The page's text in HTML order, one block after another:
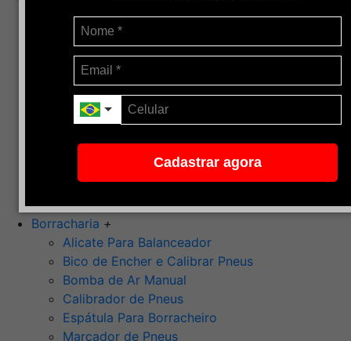
Cadastrar agora
Disco de Corte
Disco de Corte e Desbaste-Dupla Aplicação
Disco de Desbaste
Escovas de Aço
Escovas de Latão
Lixas
Pasta Para Assentar Válvula
Pedra de Afiar
Ponta Montada (Oxido de Alumínio)
Rebolos
Borracharia +
Alicate Para Balanceador
Bico de Encher e Calibrar Pneus
Bomba de Ar Manual
Calibrador de Pneus
Espátula Para Borracheiro
Marcador de Pneus